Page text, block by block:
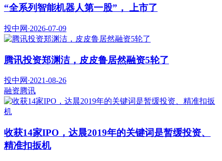
“全系列智能机器人第一股”， 上市了
投中网 ·2026-07-09
腾讯投资郑渊洁，皮皮鲁居然融资5轮了
投中网 ·2021-08-26
融资腾讯
收获14家IPO，达晨2019年的关键词是暂缓投资、
精准扣扳机